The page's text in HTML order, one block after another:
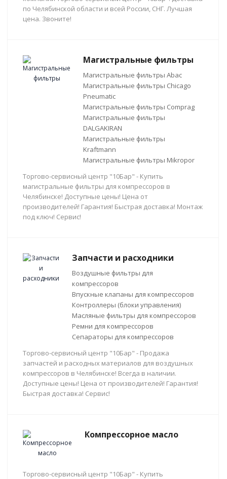
по Челябинской области и всей России, СНГ. Лучшая
цена. Звоните!
Магистральные фильтры
Магистральные фильтры Abac
Магистральные фильтры Chicago
Pneumatic
Магистральные фильтры Comprag
Магистральные фильтры
DALGAKIRAN
Магистральные фильтры
Kraftmann
Магистральные фильтры Mikropor
Торгово-сервисный центр "10Бар" - Купить
магистральные фильтры для компрессоров в
Челябинске! Доступные цены! Цена от
производителей! Гарантия! Быстрая доставка! Монтаж
под ключ! Сервис!
Запчасти и расходники
Воздушные фильтры для
компрессоров
Впускные клапаны для компрессоров
Контроллеры (блоки управления)
Масляные фильтры для компрессоров
Ремни для компрессоров
Сепараторы для компрессоров
Торгово-сервисный центр "10Бар" - Продажа
запчастей и расходных материалов для воздушных
компрессоров в Челябинске! Всегда в наличии.
Доступные цены! Цена от производителей! Гарантия!
Быстрая доставка! Сервис!
Компрессорное масло
Торгово-сервисный центр "10Бар" - Купить